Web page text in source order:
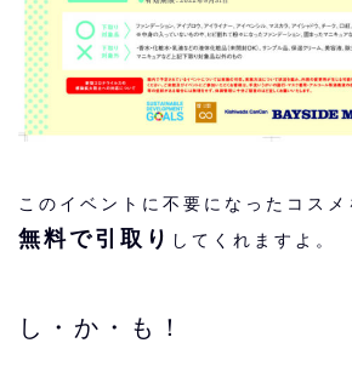
このイベントに不要になったコスメ
無料で引取り してくれますよ。
し・か・も！